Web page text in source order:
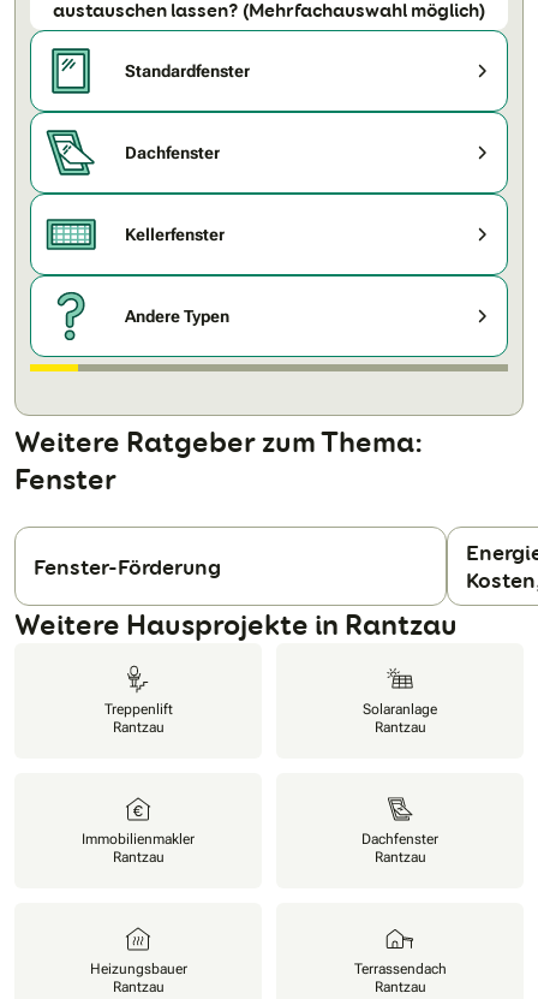
austauschen lassen? (Mehrfachauswahl möglich)
Standardfenster
Dachfenster
Kellerfenster
Andere Typen
Weitere Ratgeber zum Thema:
Fenster
Fenster-Förderung
Weitere Hausprojekte in Rantzau
Treppenlift
Rantzau
Solaranlage
Rantzau
Immobilienmakler
Rantzau
Dachfenster
Rantzau
Heizungsbauer
Rantzau
Terrassendach
Rantzau